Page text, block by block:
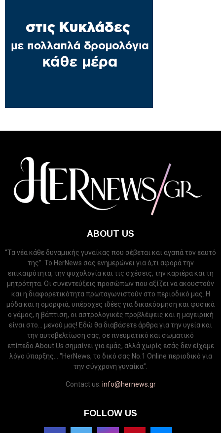
ABOUT US
“Τα νέα κάθε δυναμικής γυναίκας που σέβεται και αγαπά τον εαυτό
της”. Το HerNews σας ενημερώνει για ό,τι αφορά την
επικαιρότητα, την ψυχολογία και τις σχέσεις, την καριέρα και τη
μητρότητα. Οι συνεντεύξεις προσώπων που αξίζει να ακουστούν
και η διαφορετικότητα πρωταγωνιστούν στο περιοδικό μας. Η
μόδα και η ομορφιά, υπέροχες ιδέες για δικακόσμηση και φυσικά
ο γάμος, η βάπτιση, οι αστρολογικές προβλέψεις και η μαγειρική
είναι στο... μενού μας! Εδώ θα διαβάσετε άρθρα για την υγεία και
την αυτοβελτίωση σας, σε πνευματικό και σωματικό
επίπεδο.About Us σημαίνει για εμάς, αλλά χωρίς εσάς δεν είχαμε
λόγο ύπαρξης... “HerNews, το δικό σας Νo.1 Online περιοδικό για
την σύγχρονη γυναίκα”.
Contact us: info@hernews.gr
FOLLOW US